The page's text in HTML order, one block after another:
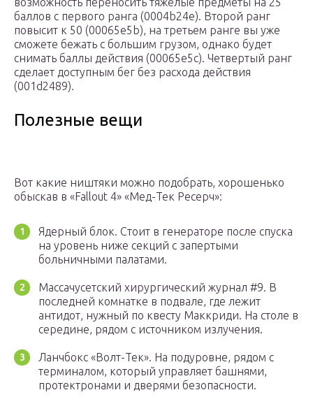
баллов с первого ранга (0004b24e). Второй ранг
повысит к 50 (00065e5b), на третьем ранге вы уже
сможете бежать с большим грузом, однако будет
снимать баллы действия (00065e5c). Четвертый ранг
сделает доступным бег без расхода действия
(001d2489).
Полезные вещи
Вот какие ништяки можно подобрать, хорошенько
обыскав в «Fallout 4» «Мед-Тек Ресерч»:
Ядерный блок. Стоит в генераторе после спуска
на уровень ниже секций с запертыми
больничными палатами.
Массачусетский хирургический журнал #9. В
последней комнатке в подвале, где лежит
антидот, нужный по квесту Маккриди. На столе в
середине, рядом с источником излучения.
Ланчбокс «Волт-Тек». На подуровне, рядом с
терминалом, который управляет башнями,
протектронами и дверями безопасности.